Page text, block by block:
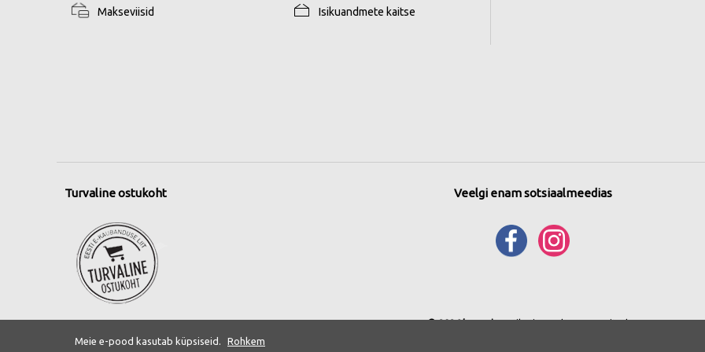
Makseviisid Isikuandmete kaitse
Turvaline ostukoht Veelgi enam sotsiaalmeedias
© 2026 bonprix. Kõik õigused reserveeritud.
Meie e-pood kasutab küpsiseid.
Rohkem